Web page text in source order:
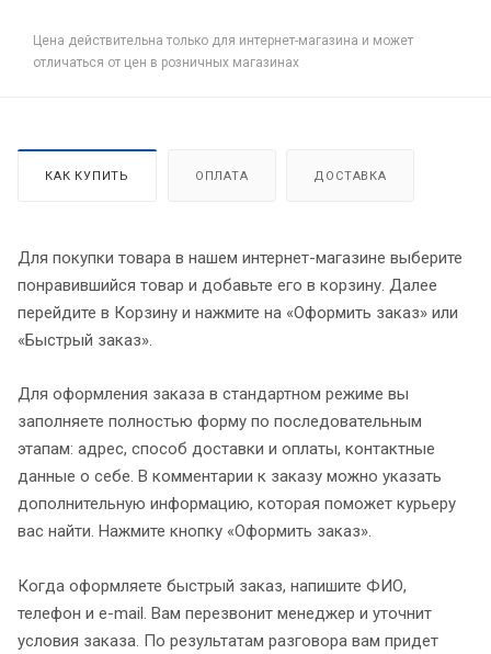
Цена действительна только для интернет-магазина и может
отличаться от цен в розничных магазинах
КАК КУПИТЬ ОПЛАТА ДОСТАВКА
Для покупки товара в нашем интернет-магазине выберите
понравившийся товар и добавьте его в корзину. Далее
перейдите в Корзину и нажмите на «Оформить заказ» или
«Быстрый заказ».
Для оформления заказа в стандартном режиме вы
заполняете полностью форму по последовательным
этапам: адрес, способ доставки и оплаты, контактные
данные о себе. В комментарии к заказу можно указать
дополнительную информацию, которая поможет курьеру
вас найти. Нажмите кнопку «Оформить заказ».
Когда оформляете быстрый заказ, напишите ФИО,
телефон и e-mail. Вам перезвонит менеджер и уточнит
условия заказа. По результатам разговора вам придет